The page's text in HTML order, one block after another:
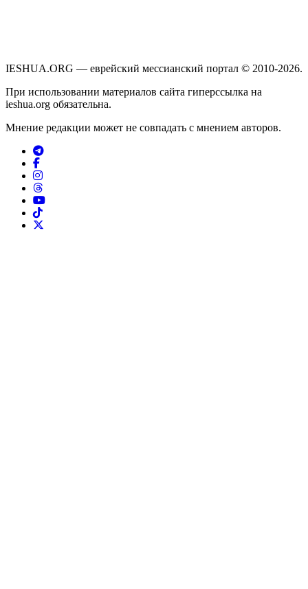
IESHUA.ORG — еврейский мессианский портал © 2010-2026.
При использовании материалов сайта гиперссылка на
ieshua.org обязательна.
Мнение редакции может не совпадать с мнением авторов.